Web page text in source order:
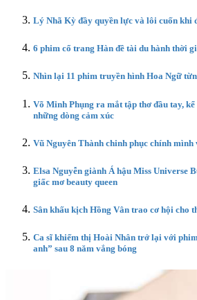
Lý Nhã Kỳ đầy quyền lực và lôi cuốn khi
6 phim cổ trang Hàn đề tài du hành thời
Nhìn lại 11 phim truyền hình Hoa Ngữ
Võ Minh Phụng ra mắt tập thơ đầu tay,
những dòng cảm xúc
Vũ Nguyên Thành chinh phục chính
Elsa Nguyễn giành Á hậu Miss Universe
giấc mơ beauty queen
Sân khấu kịch Hồng Vân trao cơ hội cho
Ca sĩ khiếm thị Hoài Nhân trở lại với
anh” sau 8 năm vắng bóng